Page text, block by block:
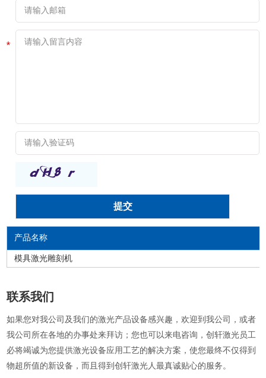
产品名称
模具激光雕刻机
联系我们
如果您对我公司及我们的激光产品设备感兴趣，欢迎到我公司，或者
我公司所在各地的办事处来拜访；您也可以来电咨询，创轩激光员工
必将竭诚为您提供激光设备应用工艺的解决方案，使您最终不仅得到
物超所值的新设备，而且得到创轩激光人最真诚贴心的服务。